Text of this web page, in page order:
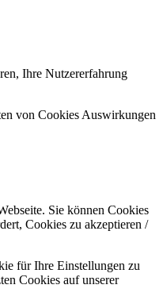
Ihre Nutzererfahrung
von Cookies Auswirkungen
Sie können Cookies
Cookies zu akzeptieren /
für Ihre Einstellungen zu
Cookies auf unserer